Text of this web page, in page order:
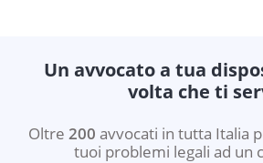
Un avvocato a tua
volta che ti
Oltre 200 avvocati in tutta Italia
tuoi problemi legali ad un